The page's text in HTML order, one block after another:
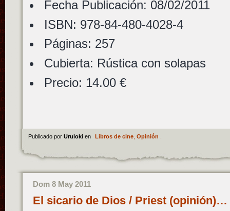
Fecha Publicación: 08/02/2011
ISBN: 978-84-480-4028-4
Páginas: 257
Cubierta: Rústica con solapas
Precio: 14.00 €
Publicado por Uruloki en Libros de cine, Opinión
Dom 8 May 2011
El sicario de Dios / Priest (opinión)…